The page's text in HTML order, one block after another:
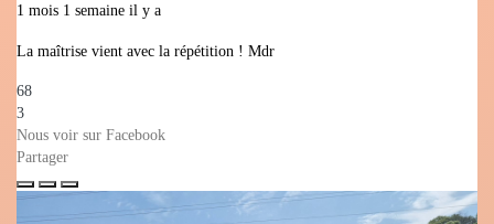
1 mois 1 semaine il y a
La maîtrise vient avec la répétition ! Mdr
68
3
Nous voir sur Facebook
Partager